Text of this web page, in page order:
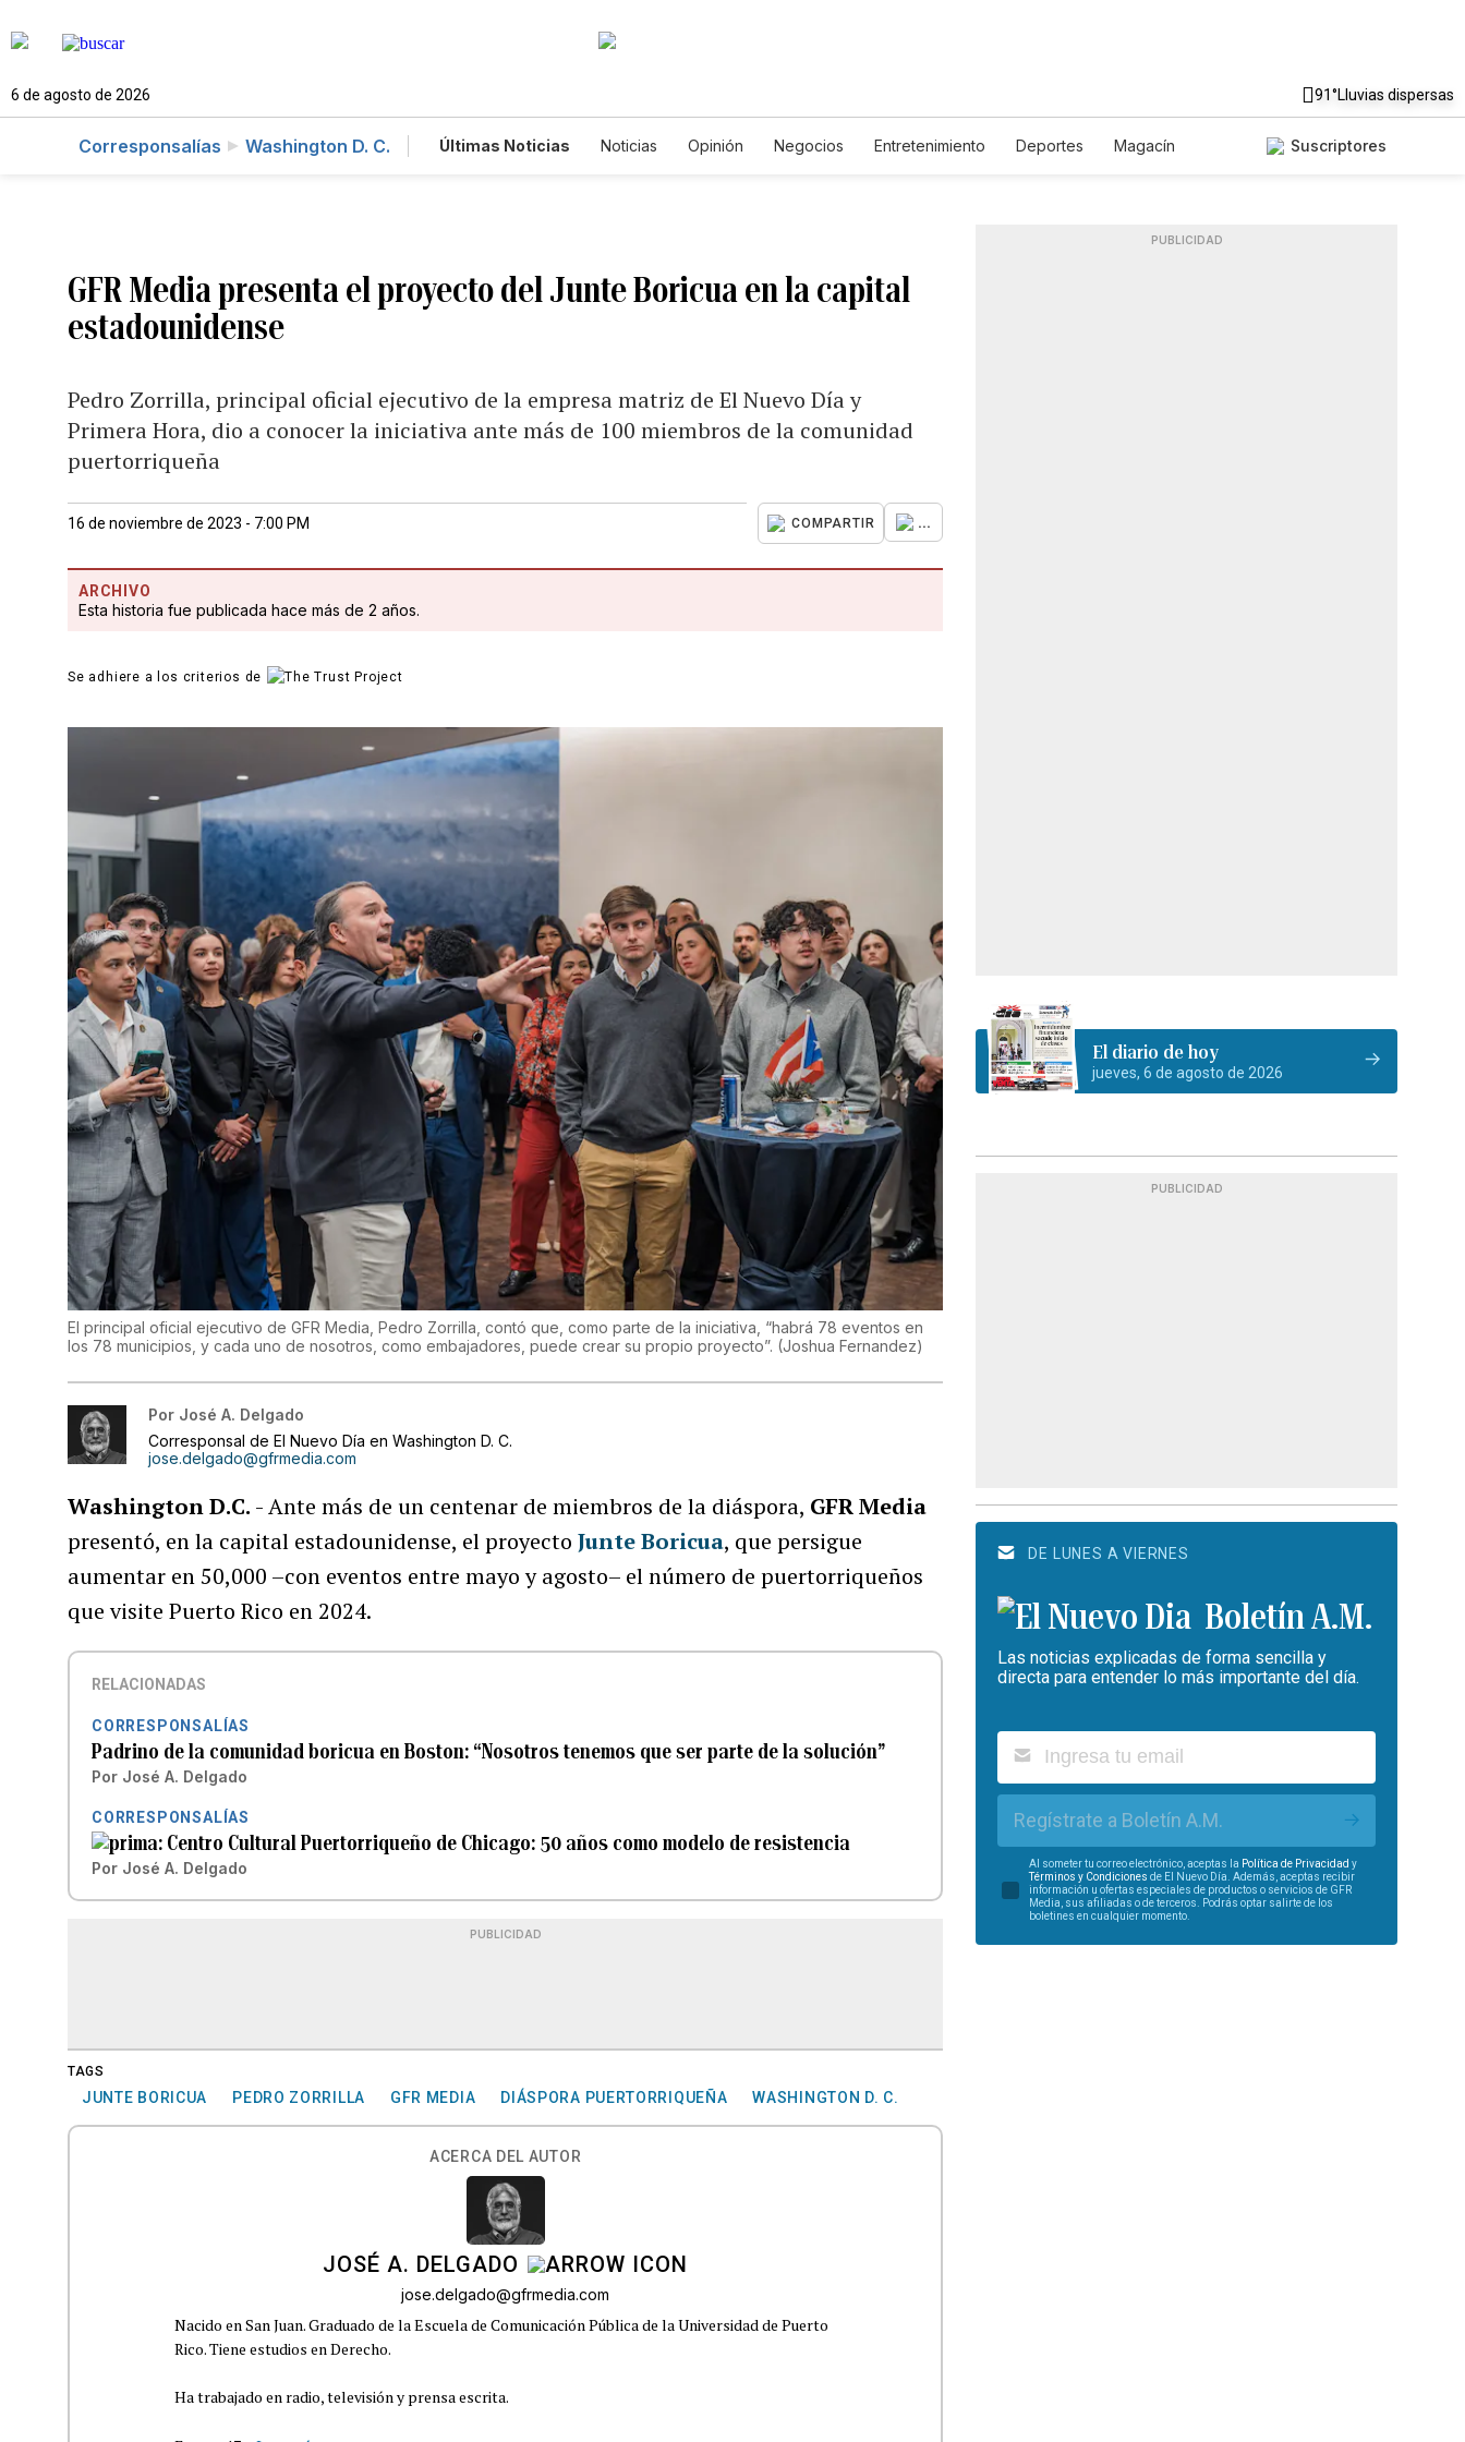
6 de agosto de 2026 91°Lluvias dispersas
Corresponsalías Washington D. C. Últimas Noticias Noticias Opinión Negocios Entretenimiento Deportes
Magacín
Suscriptores
GFR Media presenta el proyecto del Junte Boricua en la capital
estadounidense
Pedro Zorrilla, principal oficial ejecutivo de la empresa matriz de El Nuevo Día y
Primera Hora, dio a conocer la iniciativa ante más de 100 miembros de la comunidad
puertorriqueña
16 de noviembre de 2023 - 7:00 PM COMPARTIR ...
ARCHIVO
Esta historia fue publicada hace más de 2 años.
Se adhiere a los criterios de
El principal oficial ejecutivo de GFR Media, Pedro Zorrilla, contó que, como parte de la iniciativa, “habrá 78 eventos en
los 78 municipios, y cada uno de nosotros, como embajadores, puede crear su propio proyecto”. (Joshua Fernandez)
Por José A. Delgado
Corresponsal de El Nuevo Día en Washington D. C.
jose.delgado@gfrmedia.com
Washington D.C. - Ante más de un centenar de miembros de la diáspora, GFR Media
presentó, en la capital estadounidense, el proyectoJunte Boricua, que persigue
aumentar en 50,000 –con eventos entre mayo y agosto– el número de puertorriqueños
que visite Puerto Rico en 2024.
RELACIONADAS
CORRESPONSALÍAS
Padrino de la comunidad boricua en Boston: “Nosotros tenemos que ser parte de la solución”
Por José A. Delgado
CORRESPONSALÍAS
Centro Cultural Puertorriqueño de Chicago: 50 años como modelo de resistencia
Por José A. Delgado
PUBLICIDAD
TAGS
JUNTE BORICUA PEDRO ZORRILLA GFR MEDIA DIÁSPORA PUERTORRIQUEÑA WASHINGTON D. C.
ACERCA DEL AUTOR
JOSÉ A. DELGADO
jose.delgado@gfrmedia.com
Nacido en San Juan. Graduado de la Escuela de Comunicación Pública de la Universidad de Puerto
Rico. Tiene estudios en Derecho.
Ha trabajado en radio, televisión y prensa escrita.
PUBLICIDAD
El diario de hoy
jueves, 6 de agosto de 2026
PUBLICIDAD
DE LUNES A VIERNES
Boletín A.M.
Las noticias explicadas de forma sencilla y
directa para entender lo más importante del día.
Regístrate a Boletín A.M.
Al someter tu correo electrónico, aceptas la Política de Privacidad y
Términos y Condiciones de El Nuevo Día. Además, aceptas recibir
información u ofertas especiales de productos o servicios de GFR
Media, sus afiliadas o de terceros. Podrás optar salirte de los
boletines en cualquier momento.